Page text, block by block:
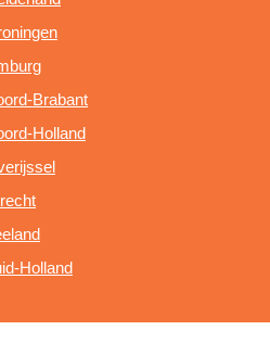
Brabant
Holland
Holland